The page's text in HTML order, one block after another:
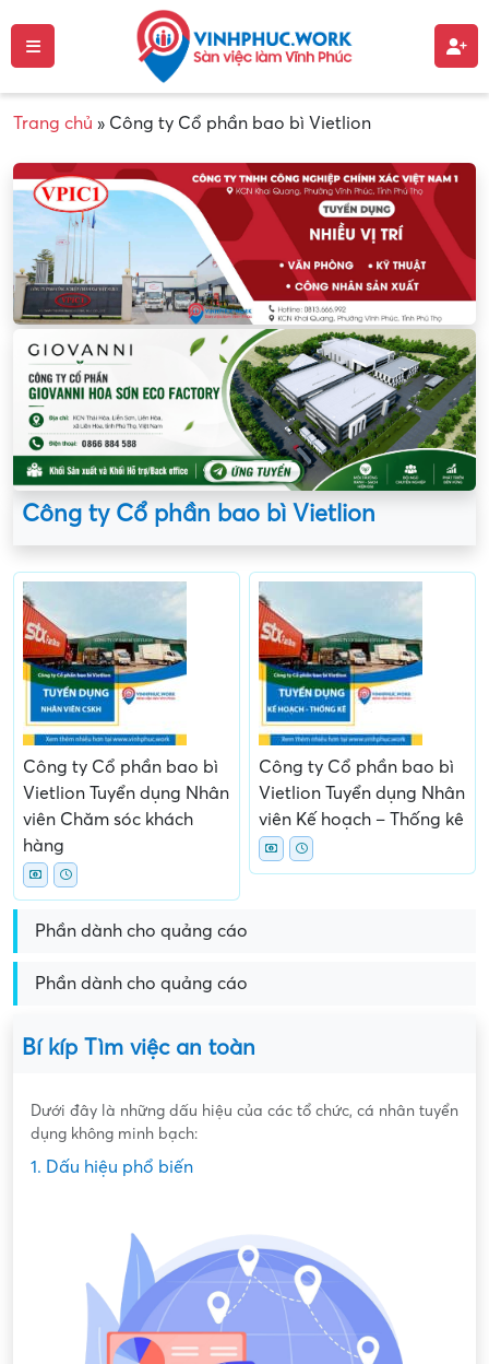
Trang chủ » Công ty Cổ phần bao bì Vietlion
Công ty Cổ phần bao bì Vietlion
Công ty Cổ phần bao bì
Vietlion Tuyển dụng Nhân
viên Chăm sóc khách
hàng
Công ty Cổ phần bao bì
Vietlion Tuyển dụng Nhân
viên Kế hoạch – Thống kê
Phần dành cho quảng cáo
Phần dành cho quảng cáo
Bí kíp Tìm việc an toàn
Dưới đây là những dấu hiệu của các tổ chức, cá nhân tuyển
dụng không minh bạch:
1. Dấu hiệu phổ biến